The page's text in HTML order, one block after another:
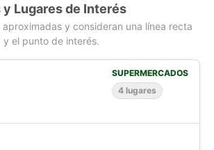
Lugares de Interés
y consideran una línea recta
el punto de interés.
SUPERMERCADOS
4 lugares